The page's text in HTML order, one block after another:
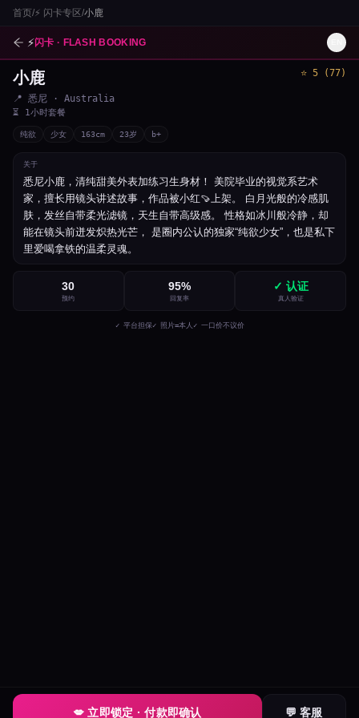
首页/⚡ 闪卡专区/小鹿
⚡闪卡 · FLASH BOOKING
1 /5
小鹿 ⭐ 5 (77)
📍 悉尼 · Australia
⏳ 1小时套餐
纯欲 少女 163cm 23岁 b+
关于
悉尼小鹿，清纯甜美外表加练习生身材！ 美院毕业的视觉系艺术
家，擅长用镜头讲述故事，作品被小红🍠上架。 白月光般的冷感肌
肤，发丝自带柔光滤镜，天生自带高级感。 性格如冰川般冷静，却
能在镜头前迸发炽热光芒， 是圈内公认的独家“纯欲少女”，也是私下
里爱喝拿铁的温柔灵魂。
30
预约
95%
回复率
✓ 认证
真人验证
✓ 平台担保✓ 照片=本人 ✓ 一口价不议价
💋 立即锁定 · 付款即确认 💬 客服